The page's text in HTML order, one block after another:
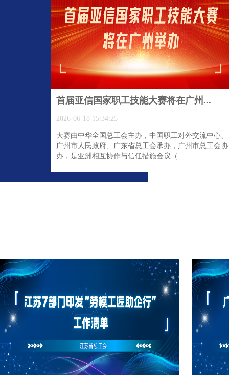
首届亚信国家职工技能大赛将在广州...
2026-06-18 15:34:25
大赛由中华全国总工会主办，中国职工对外交流中心、
广州市人民政府、广东省总工会承办，广州市总工会协
办，是亚洲相互协作与信任措施会议（...